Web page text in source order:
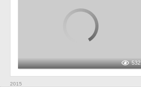
532
2015